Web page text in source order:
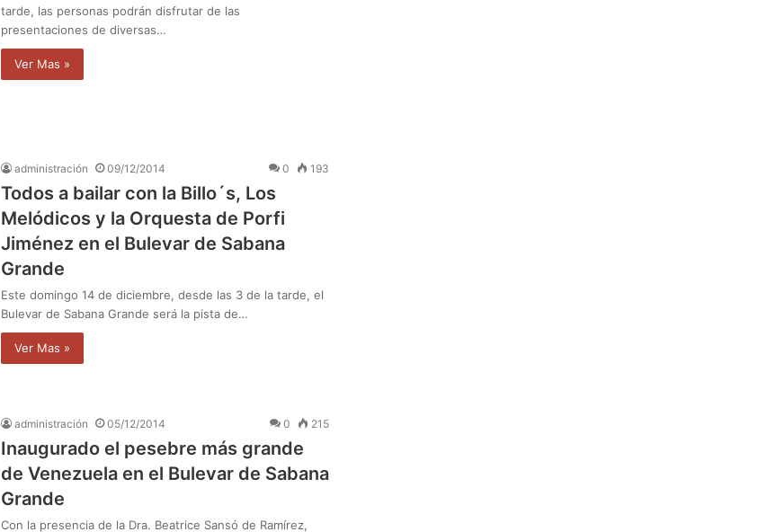
tarde, las personas podrán disfrutar de las
presentaciones de diversas…
Ver Mas »
administración 09/12/2014 0 193
Todos a bailar con la Billo´s, Los
Melódicos y la Orquesta de Porfi
Jiménez en el Bulevar de Sabana
Grande
Este domingo 14 de diciembre, desde las 3 de la tarde, el
Bulevar de Sabana Grande será la pista de…
Ver Mas »
administración 05/12/2014 0 215
Inaugurado el pesebre más grande
de Venezuela en el Bulevar de Sabana
Grande
Con la presencia de la Dra. Beatrice Sansó de Ramírez,